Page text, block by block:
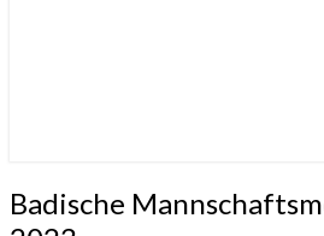
Badische
Mannschaftsmeisterschaft
Badische